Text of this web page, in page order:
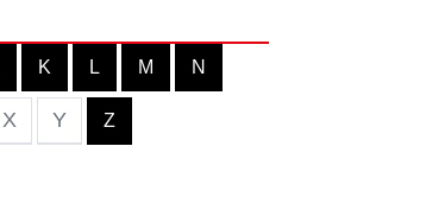
K L M N
X Y Z